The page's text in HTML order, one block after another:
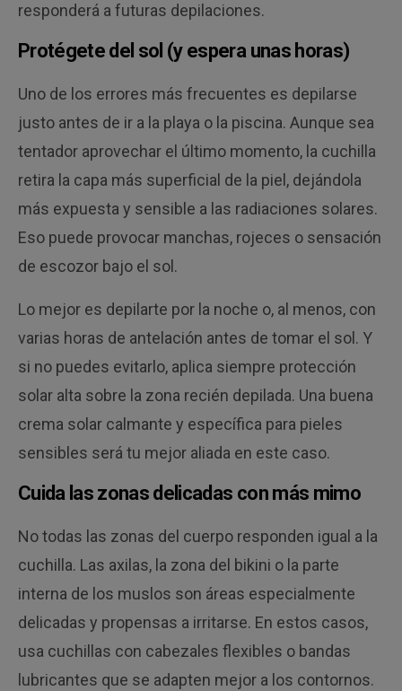
responderá a futuras depilaciones.
Protégete del sol (y espera unas horas)
Uno de los errores más frecuentes es depilarse
justo antes de ir a la playa o la piscina. Aunque sea
tentador aprovechar el último momento, la cuchilla
retira la capa más superficial de la piel, dejándola
más expuesta y sensible a las radiaciones solares.
Eso puede provocar manchas, rojeces o sensación
de escozor bajo el sol.
Lo mejor es depilarte por la noche o, al menos, con
varias horas de antelación antes de tomar el sol. Y
si no puedes evitarlo, aplica siempre protección
solar alta sobre la zona recién depilada. Una buena
crema solar calmante y específica para pieles
sensibles será tu mejor aliada en este caso.
Cuida las zonas delicadas con más mimo
No todas las zonas del cuerpo responden igual a la
cuchilla. Las axilas, la zona del bikini o la parte
interna de los muslos son áreas especialmente
delicadas y propensas a irritarse. En estos casos,
usa cuchillas con cabezales flexibles o bandas
lubricantes que se adapten mejor a los contornos.